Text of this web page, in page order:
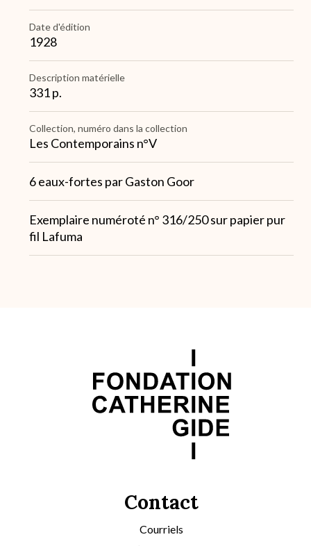
Date d'édition
1928
Description matérielle
331 p.
Collection, numéro dans la collection
Les Contemporains n°V
Note
6 eaux-fortes par Gaston Goor
Note
2
Exemplaire numéroté n° 316/250 sur papier pur
fil Lafuma
Contact
Courriels